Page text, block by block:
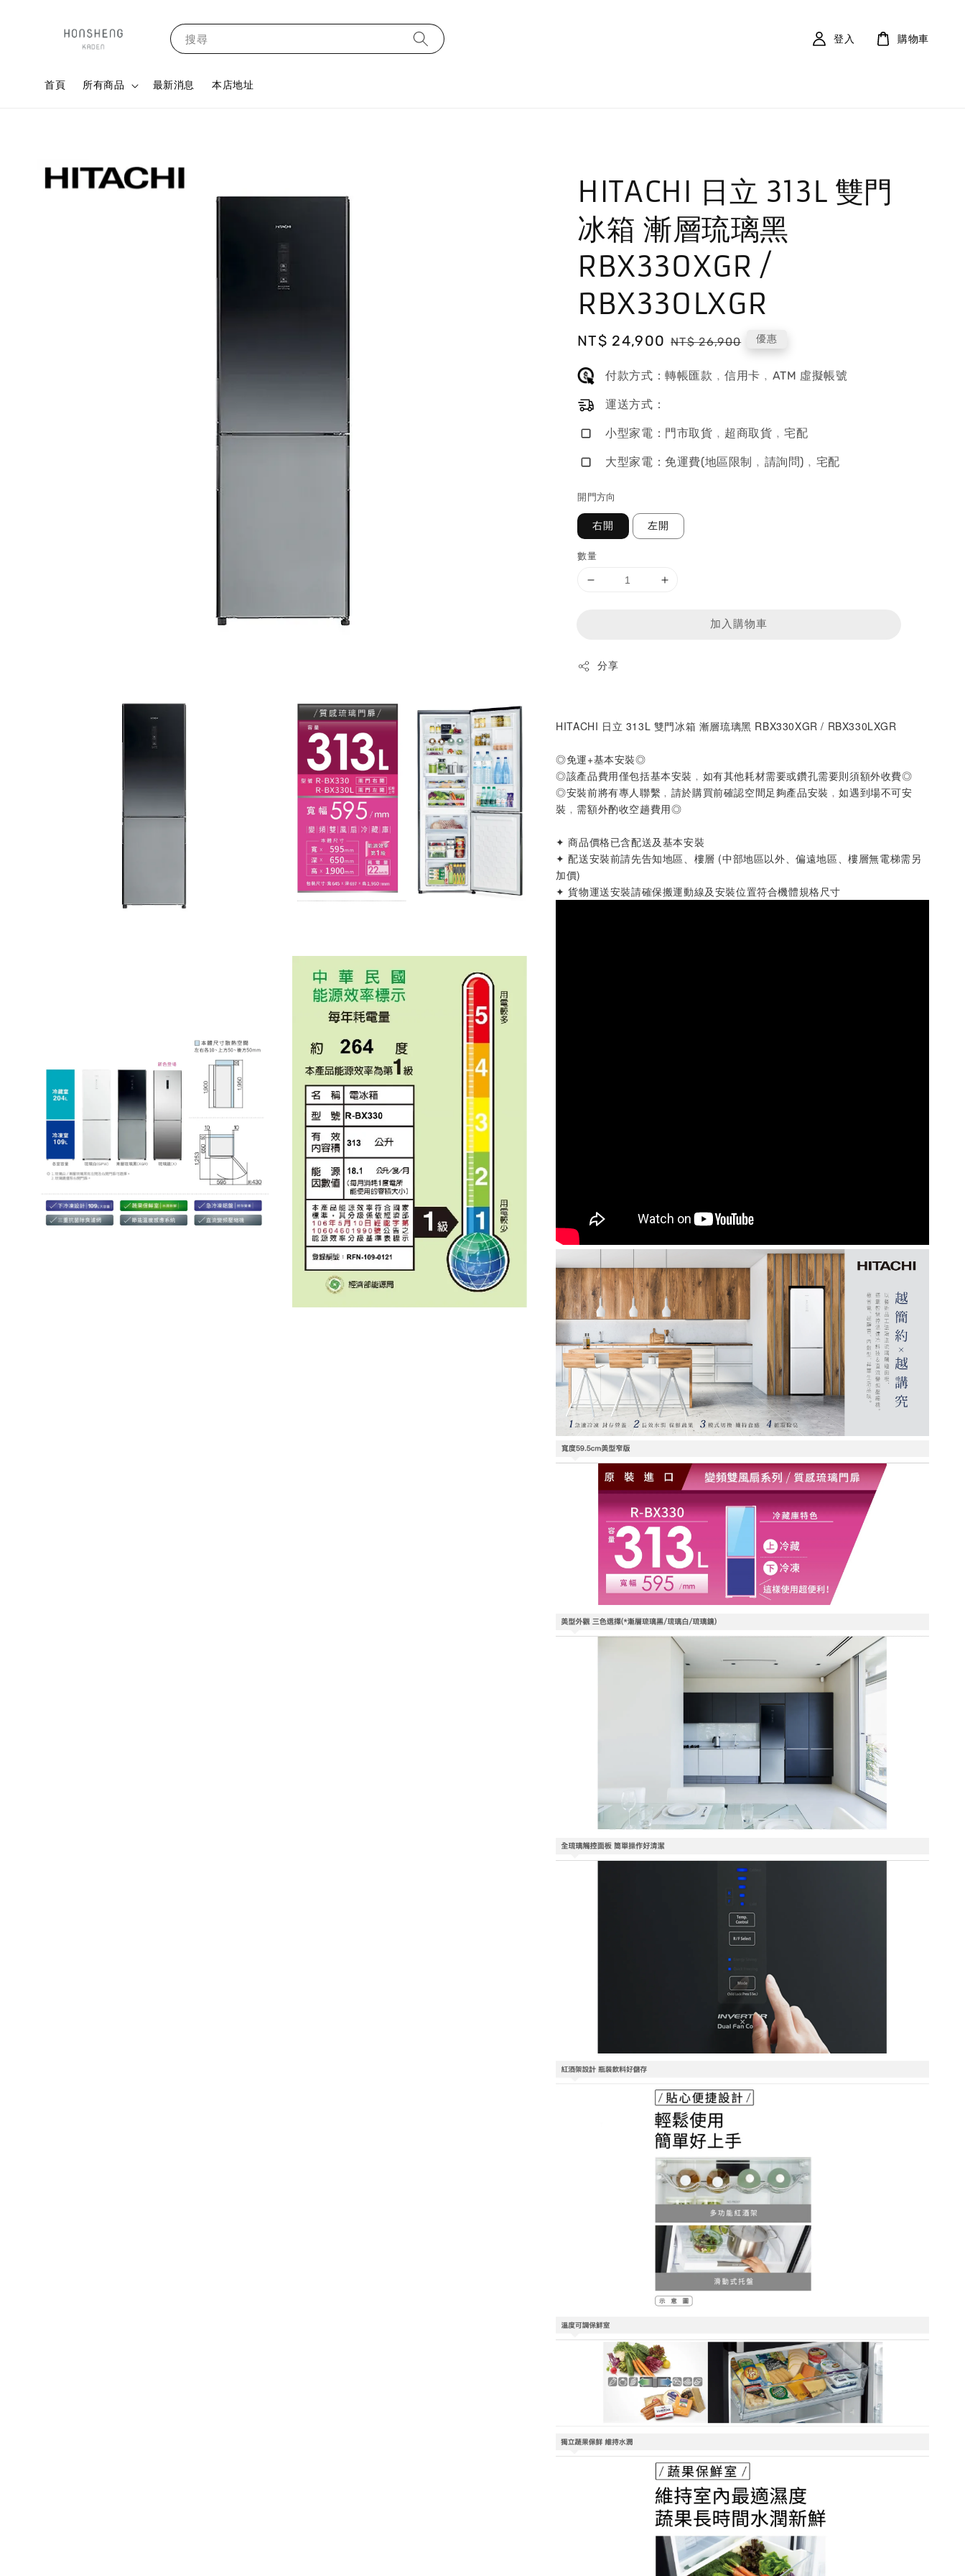
搜尋
首頁 所有商品 最新消息 本店地址
登入 購物車
HITACHI 日立 313L 雙門
冰箱 漸層琉璃黑
RBX330XGR /
RBX330LXGR
Sale
NT$ 24,900 Regular
NT$ 26,900 優惠
付款方式：轉帳匯款﹐信用卡﹐ATM 虛擬帳號
運送方式：
小型家電：門市取貨﹐超商取貨﹐宅配
大型家電：免運費(地區限制﹐請詢問)﹐宅配
開門方向
右開 左開
數量
加入購物車
分享
HITACHI 日立 313L 雙門冰箱 漸層琉璃黑 RBX330XGR / RBX330LXGR
◎免運+基本安裝◎
◎該產品費用僅包括基本安裝﹐如有其他耗材需要或鑽孔需要則須額外收費◎
◎安裝前將有專人聯繫﹐請於購買前確認空間足夠產品安裝﹐如遇到場不可安
裝﹐需額外酌收空趟費用◎
✦ 商品價格已含配送及基本安裝
✦ 配送安裝前請先告知地區、樓層 (中部地區以外、偏遠地區、樓層無電梯需另
加價)
✦ 貨物運送安裝請確保搬運動線及安裝位置符合機體規格尺寸